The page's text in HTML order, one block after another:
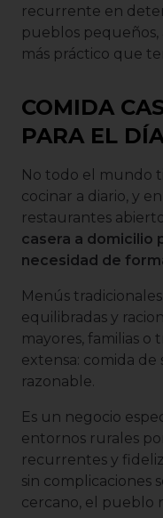
recurrente en
pueblos pequeños,
más práctico que
COMIDA
PARA EL
No todo el mundo
cocinar a diario, y
restaurantes
casera a domicilio
necesidad de
Menús
equilibradas y
mayores, familias o
extensa: comida de
razonable.
Es un negocio
entornos rurales
recurrentes y
sin complicaciones
cercano, el pueblo